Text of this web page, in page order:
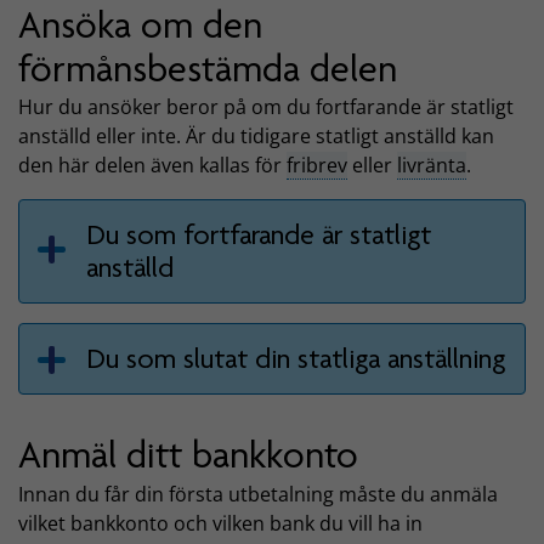
Ansöka om den
förmånsbestämda delen
Hur du ansöker beror på om du fortfarande är statligt
anställd eller inte. Är du tidigare statligt anställd kan
den här delen även kallas för fribrev eller livränta.
Du som fortfarande är statligt
anställd
Du som slutat din statliga anställning
Anmäl ditt bankkonto
Innan du får din första utbetalning måste du anmäla
vilket bankkonto och vilken bank du vill ha in